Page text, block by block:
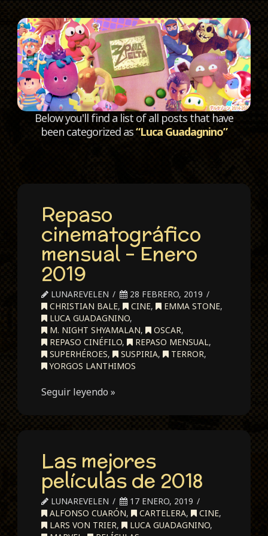
Below you'll find a list of all posts that have
been categorized as“Luca Guadagnino”
Repaso
cinematográfico
mensual – Enero
2019
LUNAREVELEN
28 FEBRERO, 2019
CHRISTIAN BALE, CINE, EMMA STONE,
LUCA GUADAGNINO,
M. NIGHT SHYAMALAN, OSCAR,
REPASO CINÉFILO, REPASO MENSUAL,
SUPERHÉROES, SUSPIRIA, TERROR,
YORGOS LANTHIMOS
Seguir leyendo »
Las mejores
películas de 2018
LUNAREVELEN
17 ENERO, 2019
ALFONSO CUARÓN, CARTELERA, CINE,
LARS VON TRIER, LUCA GUADAGNINO,